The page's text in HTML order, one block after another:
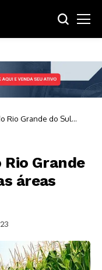
Rio Grande do Sul
Grande
áreas